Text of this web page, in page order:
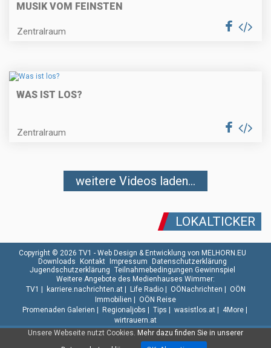
MUSIK VOM FEINSTEN
Zentralraum
WAS IST LOS?
Zentralraum
weitere Videos laden...
LOKALTICKER
Unsere Webseite nutzt Cookies. Mehr dazu finden Sie in unserer
Copyright © 2026 TV1 - Web Design & Entwicklung von MELHORN.EU
Downloads
Kontakt Impressum
Datenschutzerklärung
Jugendschutzerklärung Teilnahmebedingungen Gewinnspiel
Weitere Angebote des Medienhauses Wimmer:
TV1
karriere.nachrichten.at| Life Radio| OÖNachrichten
OÖN
Immobilien
OÖN Reise
Promenaden Galerien
Regionaljobs Tips wasistlos.at| 4More|
wirtrauern.at